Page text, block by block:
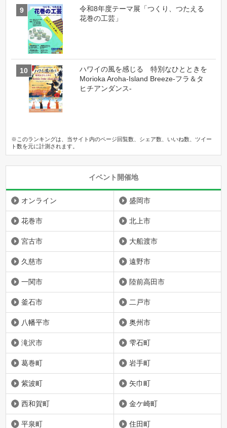
令和8年度テーマ展「つくり、つたえる
花巻の工芸」
ハワイの風を感じる 特別なひとときを
Morioka Aroha-Island Breeze-フラ＆タ
ヒチアンダンス-
※このランキングは、当サイト内のページ回覧数、シェア数、いいね数、ツイー
ト数を元に計測されます。
イベント開催地
オンライン 盛岡市
花巻市 北上市
宮古市 大船渡市
久慈市 遠野市
一関市 陸前高田市
釜石市 二戸市
八幡平市 奥州市
滝沢市 雫石町
葛巻町 岩手町
紫波町 矢巾町
西和賀町 金ケ崎町
平泉町 住田町